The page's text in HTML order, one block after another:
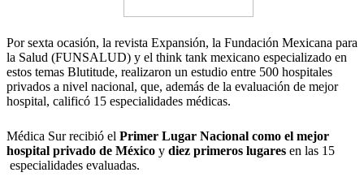
Por sexta ocasión, la revista Expansión, la Fundación Mexicana para
la Salud (FUNSALUD) y el think tank mexicano especializado en
estos temas Blutitude, realizaron un estudio entre 500 hospitales
privados a nivel nacional, que, además de la evaluación de mejor
hospital, calificó 15 especialidades médicas.
Médica Sur recibió el Primer Lugar Nacional como el mejor
hospital privado de México y diez primeros lugares en las 15
especialidades evaluadas.